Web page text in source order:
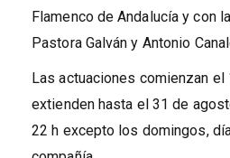
Flamenco de Andalucía y con
Pastora Galván y Antonio
Las actuaciones comienzan el
extienden hasta el 31 de
22 h excepto los domingos,